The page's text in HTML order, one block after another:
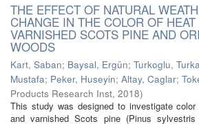
THE EFFECT OF NATURAL
CHANGE IN THE COLOR OF
VARNISHED SCOTS PINE AND
WOODS
Kart, Saban; Baysal, Ergün; Turkoglu,
Mustafa; Peker, Huseyin; Altay, Caglar;
Products Research Inst, 2018)
This study was designed to investigate
and varnished Scots pine (Pinus